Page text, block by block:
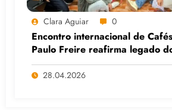
Clara Aguiar 0
Encontro internacional de
Paulo Freire reafirma legado
educador popular
28.04.2026